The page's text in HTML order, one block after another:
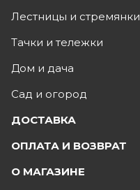
Лестницы и стремянки
Тачки и тележки
Дом и дача
Сад и огород
ДОСТАВКА
ОПЛАТА И ВОЗВРАТ
О МАГАЗИНЕ